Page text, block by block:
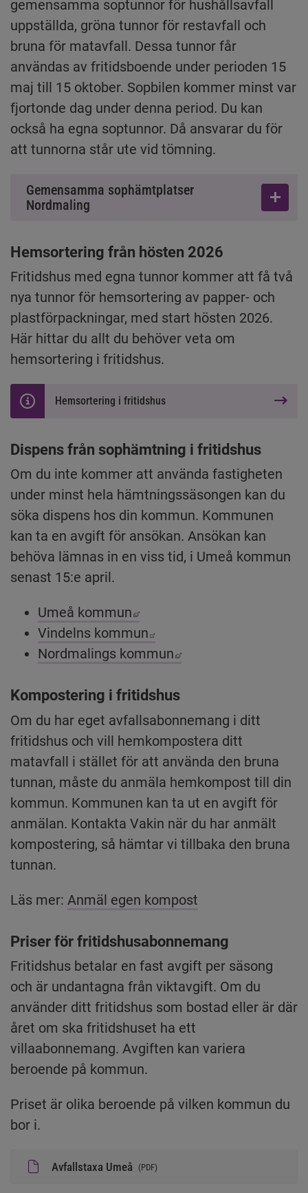
gemensamma soptunnor för hushållsavfall
uppställda, gröna tunnor för restavfall och
bruna för matavfall. Dessa tunnor får
användas av fritidsboende under perioden 15
maj till 15 oktober. Sopbilen kommer minst var
fjortonde dag under denna period. Du kan
också ha egna soptunnor. Då ansvarar du för
att tunnorna står ute vid tömning.
Gemensamma sophämtplatser
Nordmaling
Hemsortering från hösten 2026
Fritidshus med egna tunnor kommer att få två
nya tunnor för hemsortering av papper- och
plastförpackningar, med start hösten 2026.
Här hittar du allt du behöver veta om
hemsortering i fritidshus.
Hemsortering i fritidshus
Dispens från sophämtning i fritidshus
Om du inte kommer att använda fastigheten
under minst hela hämtningssäsongen kan du
söka dispens hos din kommun. Kommunen
kan ta en avgift för ansökan. Ansökan kan
behöva lämnas in en viss tid, i Umeå kommun
senast 15:e april.
Umeå kommun Länk till annan webbplats,
Vindelns kommun
Nordmalings kommun Länk till annan
Kompostering i fritidshus
Om du har eget avfallsabonnemang i ditt
fritidshus och vill hemkompostera ditt
matavfall i stället för att använda den bruna
tunnan, måste du anmäla hemkompost till din
kommun. Kommunen kan ta ut en avgift för
anmälan. Kontakta Vakin när du har anmält
kompostering, så hämtar vi tillbaka den bruna
tunnan.
Läs mer: Anmäl egen kompost
Priser för fritidshusabonnemang
Fritidshus betalar en fast avgift per säsong
och är undantagna från viktavgift. Om du
använder ditt fritidshus som bostad eller är där
året om ska fritidshuset ha ett
villaabonnemang. Avgiften kan variera
beroende på kommun.
Priset är olika beroende på vilken kommun du
bor i.
Avfallstaxa Umeå (PDF)